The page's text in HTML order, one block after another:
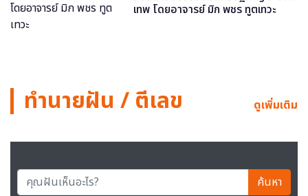
เทพ โดยอาจารย์ มิก พชร ทูตเทวะ
ทำนายฝัน / ตีเลข ดูเพิ่มเติม
ค้นหา